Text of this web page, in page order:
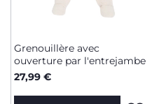
Grenouillère avec
ouverture par l'entrejambe
27,99 €